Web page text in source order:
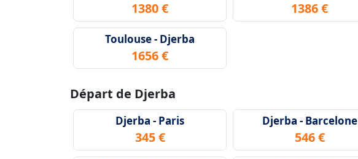
1380 € 1386 €
Toulouse - Djerba
1656 €
Départ de Djerba
Djerba - Paris
345 €
Djerba - Barcelone
546 €